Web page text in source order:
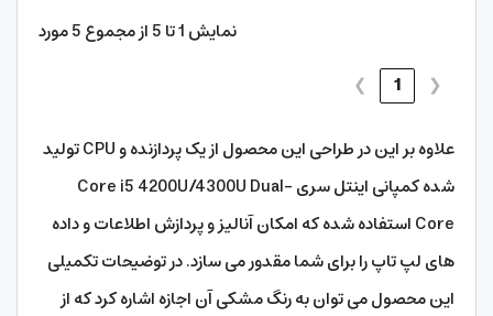
نمایش 1 تا 5 از مجموع 5 مورد
❮
1
❯
علاوه بر این در طراحی این محصول از یک پردازنده و CPU تولید
شده کمپانی اینتل سری Core i5 4200U/4300U Dual-
Core استفاده شده که امکان آنالیز و پردازش اطلاعات و داده
های لپ تاپ را برای شما مقدور می سازد. در توضیحات تکمیلی
این محصول می‌ توان به رنگ مشکی آن اجازه اشاره کرد که از